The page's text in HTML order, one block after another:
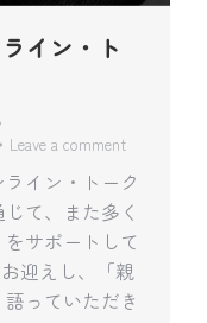
イン・ト
Leave a comment
イン・トーク
て、また多く
サポートして
迎えし、「親
っていただき